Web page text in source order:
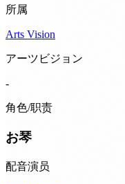
所属
Arts Vision
アーツビジョン
-
角色/职责
お琴
配音演员